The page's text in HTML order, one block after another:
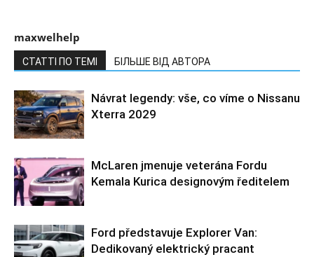
maxwelhelp
СТАТТІ ПО ТЕМІ БІЛЬШЕ ВІД АВТОРА
Návrat legendy: vše, co víme o Nissanu
Xterra 2029
McLaren jmenuje veterána Fordu
Kemala Kurica designovým ředitelem
Ford představuje Explorer Van:
Dedikovaný elektrický pracant